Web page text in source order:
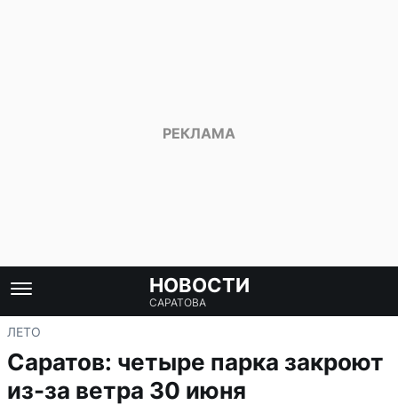
НОВОСТИ
САРАТОВА
ЛЕТО
Саратов: четыре парка закроют
из-за ветра 30 июня